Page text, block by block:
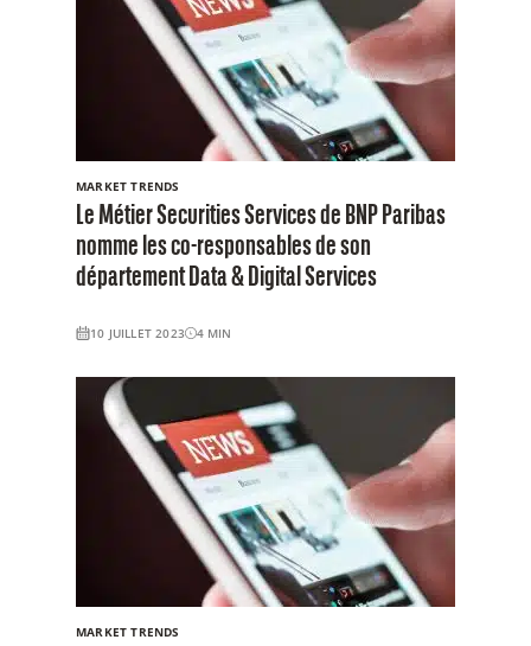
MARKET TRENDS
Le Métier Securities Services de BNP Paribas
nomme les co-responsables de son
département Data & Digital Services
10 JUILLET 2023 4 MIN
MARKET TRENDS